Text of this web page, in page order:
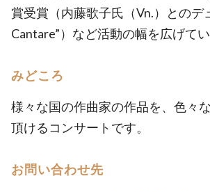
賞受賞（内藤歌子氏（Vn.）とのデ
Cantare”）など活動の幅を広げてい
みどころ
様々な国の作曲家の作品を、色々
頂けるコンサートです。
お問い合わせ先